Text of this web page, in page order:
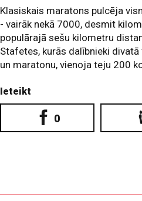
Klasiskais maratons pulcēja
- vairāk nekā 7000, desmit
populārajā sešu kilometru
Stafetes, kurās dalībnieki
un maratonu, vienoja teju 200
Ieteikt
0